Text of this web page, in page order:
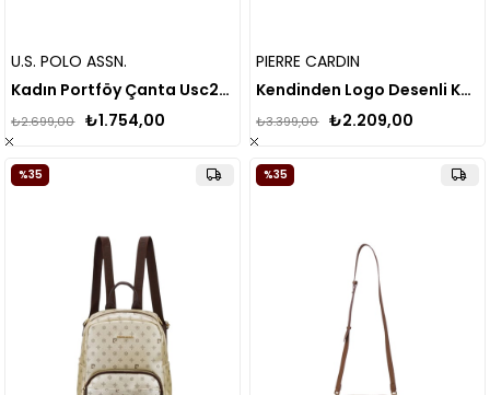
U.S. POLO ASSN.
Kadın Portföy Çanta Usc24467
₺1.754,00
₺2.699,00
PIERRE CARDIN
Kendinden Logo Desenli Kadın Çapraz Askılı Çanta
₺2.209,00
₺3.399,00
%35 %35